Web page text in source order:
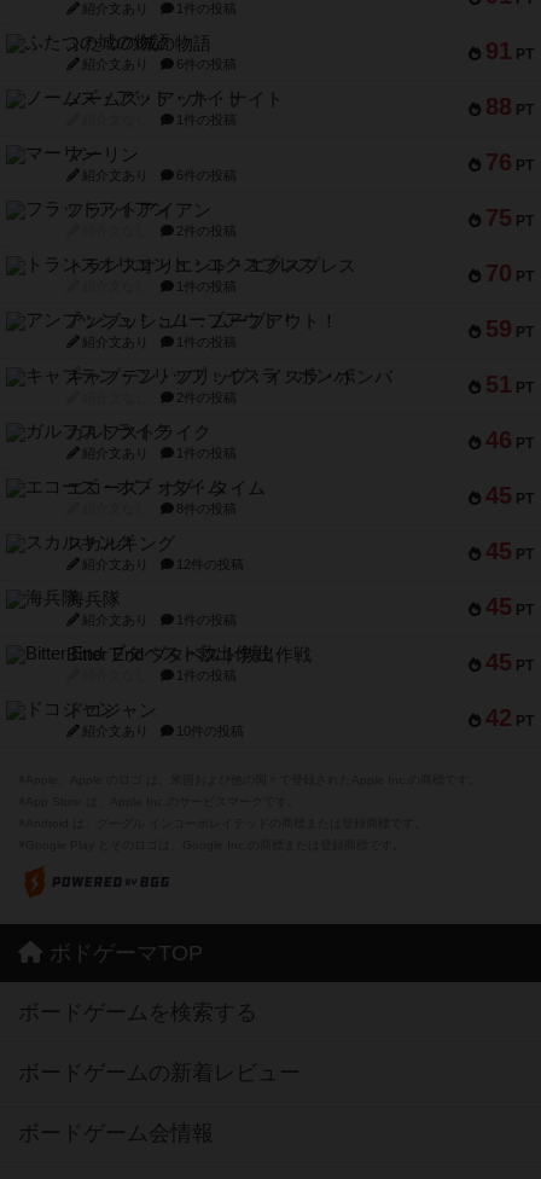
紹介文あり 1件の投稿
91 PT
ふたつの城の物語
紹介文あり 6件の投稿
88 PT
ノームズ・アット・ナイト
1件の投稿
76 PT
マーリン
紹介文あり 6件の投稿
75 PT
フラットアイアン
2件の投稿
70 PT
トランスオリエント・エクスプレス
1件の投稿
59 PT
アンブッシュ！：ムーブアウト！
紹介文あり 1件の投稿
51 PT
キャプテン・フリップ：イスラ・ボンバ
2件の投稿
46 PT
ガルフストライク
紹介文あり 1件の投稿
45 PT
エコーズ・オブ・タイム
8件の投稿
45 PT
スカルキング
紹介文あり 12件の投稿
45 PT
海兵隊
紹介文あり 1件の投稿
45 PT
Bitter End ブタペスト救出作戦
1件の投稿
42 PT
ドコジャン
紹介文あり 10件の投稿
ボドゲーマTOP
ボードゲームを検索する
ボードゲームの新着レビュー
ボードゲーム会情報